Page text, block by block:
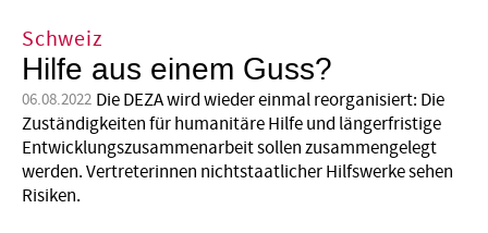
Schweiz
Hilfe aus einem Guss?
06.08.2022 Die DEZA wird wieder einmal reorganisiert: Die
Zuständigkeiten für humanitäre Hilfe und längerfristige
Entwicklungszusammenarbeit sollen zusammengelegt
werden. Vertreterinnen nichtstaatlicher Hilfswerke sehen
Risiken.